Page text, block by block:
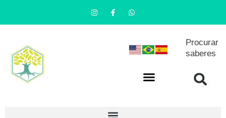
Procurar
saberes